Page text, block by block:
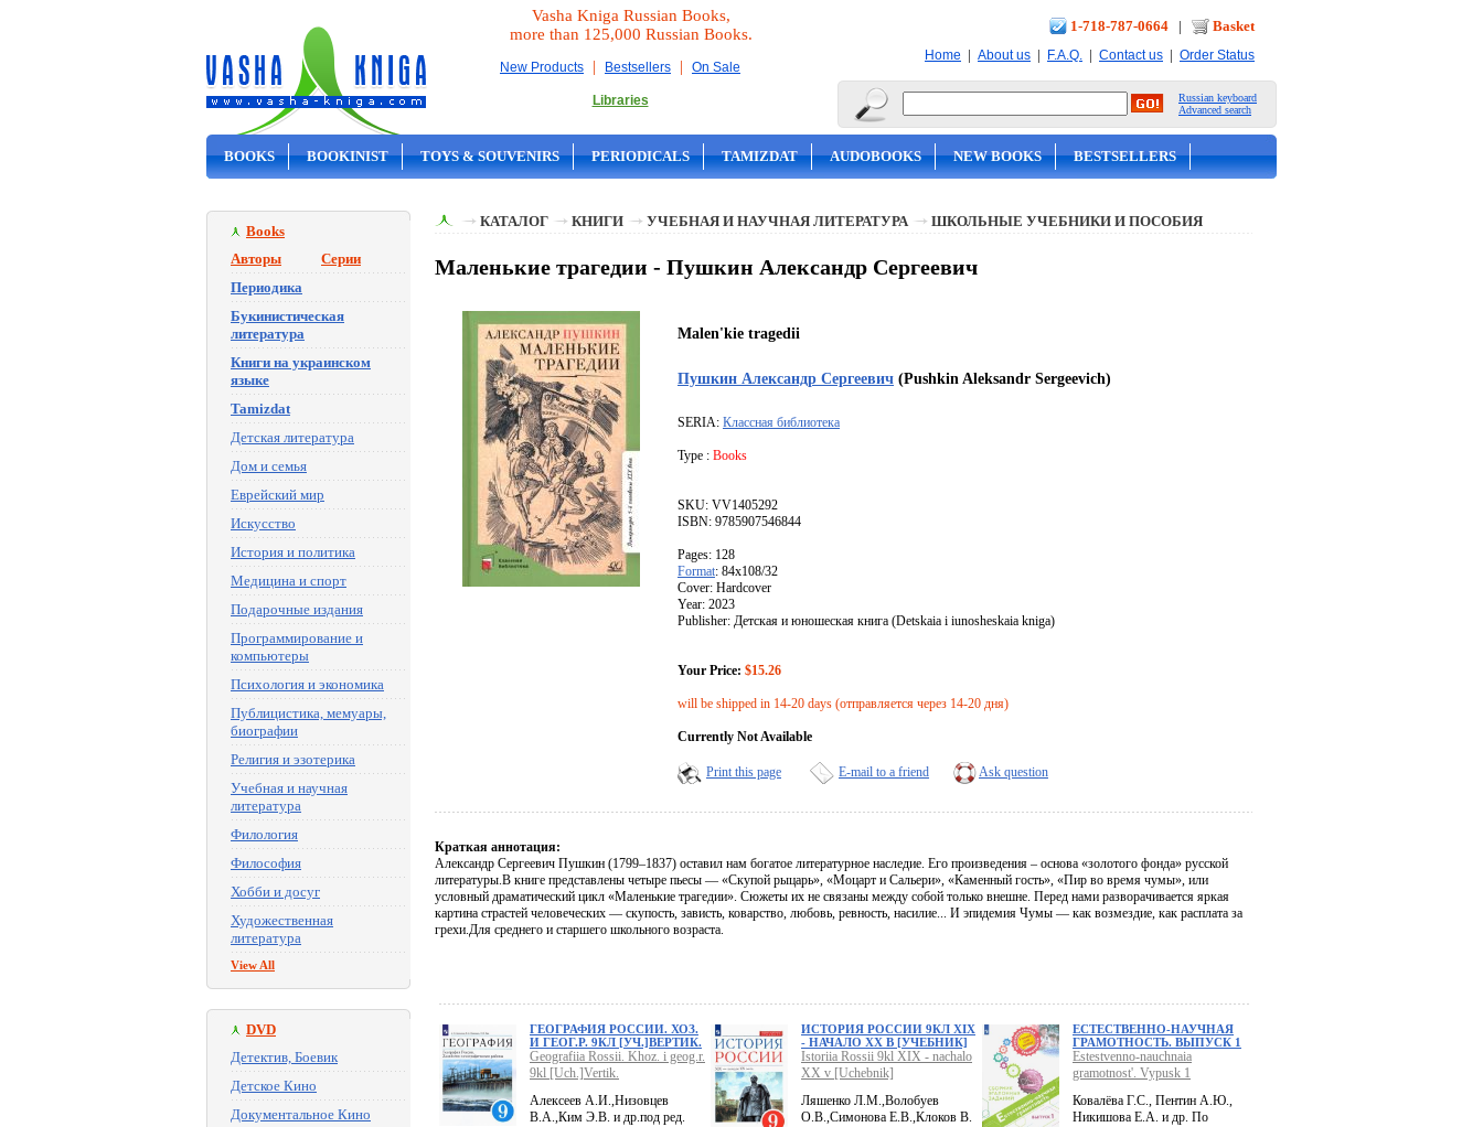
Vasha Kniga Russian Books,
more than 125,000 Russian Books.
New Products | Bestsellers | On Sale
Libraries
1-718-787-0664 | Basket
Home | About us | F.A.Q. | Contact us | Order Status
Russian keyboard
Advanced search
BOOKS BOOKINIST TOYS & SOUVENIRS PERIODICALS TAMIZDAT AUDOBOOKS NEW BOOKS BESTSELLERS
Books
Авторы
Серии
Периодика
Букинистическая
литература
Книги на украинском
языке
Tamizdat
Детская литература
Дом и семья
Еврейский мир
Искусство
История и политика
Медицина и спорт
Подарочные издания
Программирование и
компьютеры
Психология и экономика
Публицистика, мемуары,
биографии
Религия и эзотерика
Учебная и научная
литература
Филология
Философия
Хобби и досуг
Художественная
литература
View All
DVD
Детектив, Боевик
Детское Кино
Документальное Кино
КАТАЛОГ КНИГИ УЧЕБНАЯ И НАУЧНАЯ ЛИТЕРАТУРА ШКОЛЬНЫЕ УЧЕБНИКИ И ПОСОБИЯ
Маленькие трагедии - Пушкин Александр Сергеевич
Malen'kie tragedii
Пушкин Александр Сергеевич (Pushkin Aleksandr Sergeevich)
SERIA: Классная библиотека
Type : Books
SKU: VV1405292
ISBN: 9785907546844
Pages: 128
Format: 84x108/32
Cover: Hardcover
Year: 2023
Publisher: Детская и юношеская книга (Detskaia i iunosheskaia kniga)
Your Price: $15.26
will be shipped in 14-20 days (отправляется через 14-20 дня)
Currently Not Available
Print this page E-mail to a friend Ask question
Краткая аннотация:
Александр Сергеевич Пушкин (1799–1837) оставил нам богатое литературное наследие. Его произведения – основа «золотого фонда» русской
литературы.В книге представлены четыре пьесы — «Скупой рыцарь», «Моцарт и Сальери», «Каменный гость», «Пир во время чумы», или
условный драматический цикл «Маленькие трагедии». Сюжеты их не связаны между собой только внешне. Перед нами разворачивается яркая
картина страстей человеческих — скупость, зависть, коварство, любовь, ревность, насилие... И эпидемия Чумы — как возмездие, как расплата за
грехи.Для среднего и старшего школьного возраста.
ГЕОГРАФИЯ РОССИИ. ХОЗ.
И ГЕОГ.Р. 9КЛ [УЧ.]ВЕРТИК.
Geografiia Rossii. Khoz. i geog.r.
9kl [Uch.]Vertik.
Алексеев А.И.,Низовцев
В.А.,Ким Э.В. и др.под ред.
ИСТОРИЯ РОССИИ 9КЛ XIX
- НАЧАЛО XX В [УЧЕБНИК]
Istoriia Rossii 9kl XIX - nachalo
XX v [Uchebnik]
Ляшенко Л.М.,Волобуев
О.В.,Симонова Е.В.,Клоков В.
ЕСТЕСТВЕННО-НАУЧНАЯ
ГРАМОТНОСТЬ. ВЫПУСК 1
Estestvenno-nauchnaia
gramotnost'. Vypusk 1
Ковалёва Г.С., Пентин А.Ю.,
Никишова Е.А. и др. По